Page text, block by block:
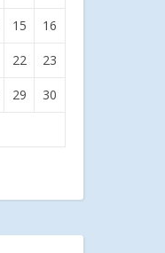
15 16
22 23
29 30